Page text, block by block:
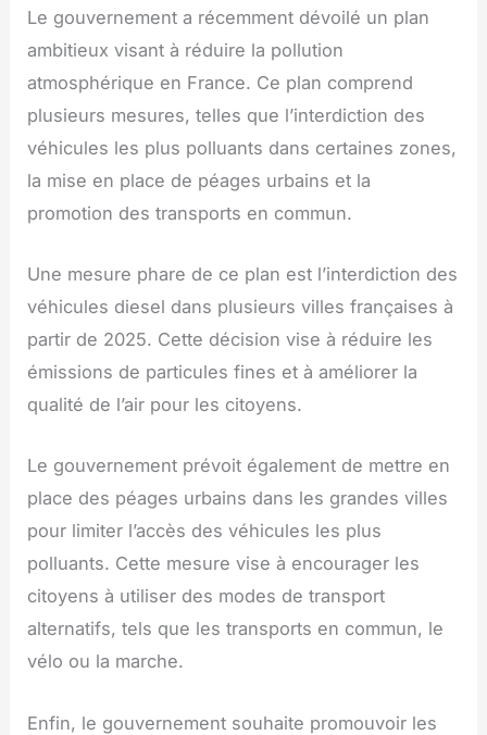
Le gouvernement a récemment dévoilé un plan
ambitieux visant à réduire la pollution
atmosphérique en France. Ce plan comprend
plusieurs mesures, telles que l’interdiction des
véhicules les plus polluants dans certaines zones,
la mise en place de péages urbains et la
promotion des transports en commun.
Une mesure phare de ce plan est l’interdiction des
véhicules diesel dans plusieurs villes françaises à
partir de 2025. Cette décision vise à réduire les
émissions de particules fines et à améliorer la
qualité de l’air pour les citoyens.
Le gouvernement prévoit également de mettre en
place des péages urbains dans les grandes villes
pour limiter l’accès des véhicules les plus
polluants. Cette mesure vise à encourager les
citoyens à utiliser des modes de transport
alternatifs, tels que les transports en commun, le
vélo ou la marche.
Enfin, le gouvernement souhaite promouvoir les